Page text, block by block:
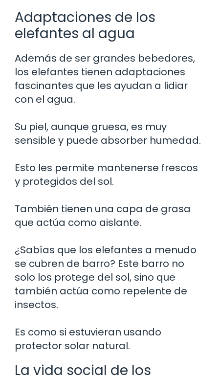
Adaptaciones de los
elefantes al agua
Además de ser grandes bebedores,
los elefantes tienen adaptaciones
fascinantes que les ayudan a lidiar
con el agua.
Su piel, aunque gruesa, es muy
sensible y puede absorber humedad.
Esto les permite mantenerse frescos
y protegidos del sol.
También tienen una capa de grasa
que actúa como aislante.
¿Sabías que los elefantes a menudo
se cubren de barro? Este barro no
solo los protege del sol, sino que
también actúa como repelente de
insectos.
Es como si estuvieran usando
protector solar natural.
La vida social de los